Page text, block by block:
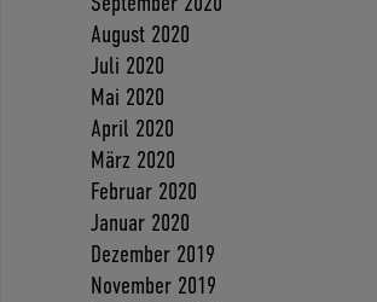
August 2020
Juli 2020
Mai 2020
April 2020
März 2020
Februar 2020
Januar 2020
Dezember 2019
November 2019